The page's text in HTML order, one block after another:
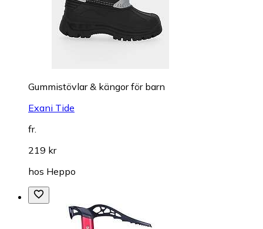
Gummistövlar & kängor för barn
Exani Tide
fr.
219 kr
hos Heppo